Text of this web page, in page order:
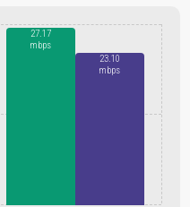
27.17
mbps
23.10
mbps